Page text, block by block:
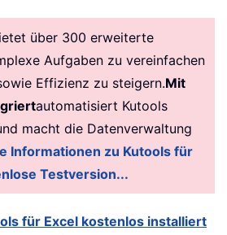
über 300 erweiterte
Aufgaben zu vereinfachen
Effizienz zu steigern.Mit
automatisiert Kutools
macht die Datenverwaltung
Informationen zu Kutools für
Testversion...
für Excel kostenlos installiert